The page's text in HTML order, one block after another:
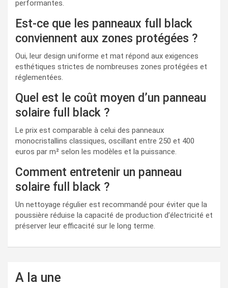
performantes.
Est-ce que les panneaux full black
conviennent aux zones protégées ?
Oui, leur design uniforme et mat répond aux exigences
esthétiques strictes de nombreuses zones protégées et
réglementées.
Quel est le coût moyen d’un panneau
solaire full black ?
Le prix est comparable à celui des panneaux
monocristallins classiques, oscillant entre 250 et 400
euros par m² selon les modèles et la puissance.
Comment entretenir un panneau
solaire full black ?
Un nettoyage régulier est recommandé pour éviter que la
poussière réduise la capacité de production d’électricité et
préserver leur efficacité sur le long terme.
A la une